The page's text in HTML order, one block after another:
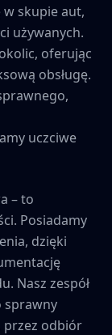
w skupie aut,
używanych.
oferując
obsługę.
uczciwe
– to
Posiadamy
dzięki
Nasz zespół
sprawny
przez odbiór